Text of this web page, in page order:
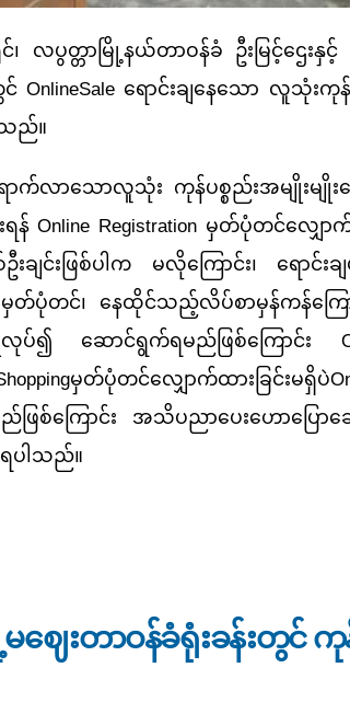
တ္တာမြို့နယ်တာဝန်ခံ ဦးမြင့်ဌေးနှင့်
OnlineSale ရောင်းချနေသော လူသုံးကု
သည်။
သောလူသုံး ကုန်ပစ္စည်းအမျိုးမျိုးရ
Online Registration မှတ်ပုံတင်လျှ
င်းဖြစ်ပါက မလိုကြောင်း၊ ရောင်
မှတ်ပုံတင်၊ နေထိုင်သည့်လိပ်စာမှန်ကန်ကြ
ပြုလုပ်၍ ဆောင်ရွက်ရမည်ဖြစ်ကြောင်
မှတ်ပုံတင်လျှောက်ထားခြင်းမရှိပဲ
စ်ကြောင်း အသိပညာပေးဟောပြော
ရပါသည်။
င်များအား online sale ရောင်းချခြင်းနှင့် ပတ်သက်၍ အသိ
မဈေးတာဝန်ခံရုံးခန်းတွင်